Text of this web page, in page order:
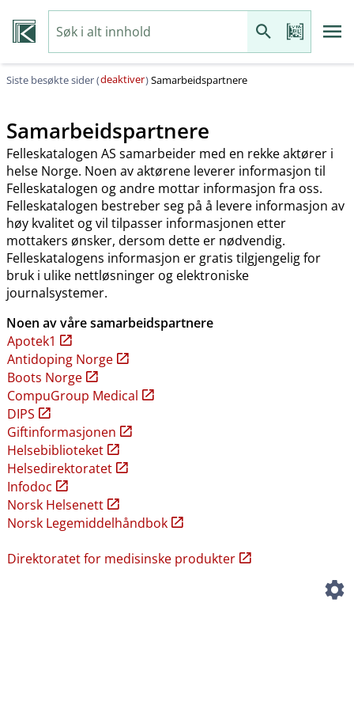
Siste besøkte sider (deaktiver)Samarbeidspartnere
Samarbeidspartnere
Felleskatalogen AS samarbeider med en rekke aktører i
helse Norge. Noen av aktørene leverer informasjon til
Felleskatalogen og andre mottar informasjon fra oss.
Felleskatalogen bestreber seg på å levere informasjon av
høy kvalitet og vil tilpasser informasjonen etter
mottakers ønsker, dersom dette er nødvendig.
Felleskatalogens informasjon er gratis tilgjengelig for
bruk i ulike nettløsninger og elektroniske
journalsystemer.
Noen av våre samarbeidspartnere
Apotek1
Antidoping Norge
Boots Norge
CompuGroup Medical
DIPS
Giftinformasjonen
Helsebiblioteket
Helsedirektoratet
Infodoc
Norsk Helsenett
Norsk Legemiddelhåndbok
Direktoratet for medisinske produkter